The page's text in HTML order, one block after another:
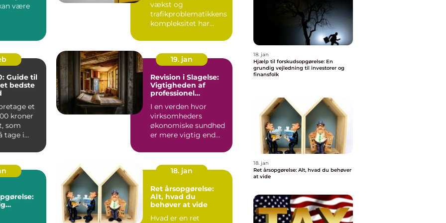
være
vækst og
trafikproblematikkens
kompleksitet har
velstruktureret...
Guide til
bedste
et
kroner
som
tage i
19. jan
Revision i Slagelse:
Vigtigheden af
professionel
I en verden hvor
virksomheders
økonomiske sundhed
er mere vigtig end
behovet for komp...
18. jan
Ret årsopgørelse:
Alt, hvad du
behøver at vide
Hvad er en ret
18. jan
Hjælp til forskudsopgørelse: En
grundig vejledning til investorer og
finansfolk
18. jan
Ret årsopgørelse: Alt, hvad du behøver
at vide